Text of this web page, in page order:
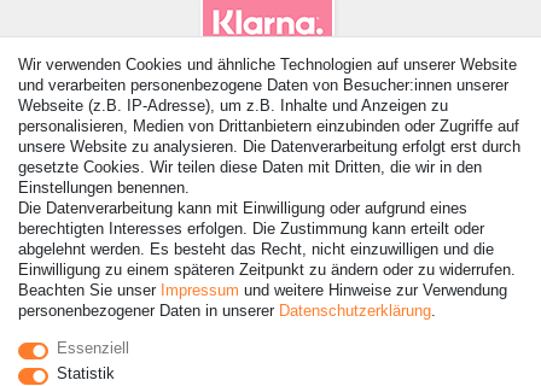
© Copyright 2026 | Alle Rechte vorbehalten. - Alle Rechte
vorbehalten. Preisangaben inkl. gesetzl. 19% MwSt. |
Grundpreise siehe Artikeldetail | *Gilt für Lieferungen nach
Deutschland!
Wir verwenden Cookies und ähnliche Technologien auf unserer Website
und verarbeiten personenbezogene Daten von Besucher:innen unserer
Webseite (z.B. IP-Adresse), um z.B. Inhalte und Anzeigen zu
personalisieren, Medien von Drittanbietern einzubinden oder Zugriffe auf
unsere Website zu analysieren. Die Datenverarbeitung erfolgt erst durch
gesetzte Cookies. Wir teilen diese Daten mit Dritten, die wir in den
Einstellungen benennen.
Die Datenverarbeitung kann mit Einwilligung oder aufgrund eines
berechtigten Interesses erfolgen. Die Zustimmung kann erteilt oder
abgelehnt werden. Es besteht das Recht, nicht einzuwilligen und die
Einwilligung zu einem späteren Zeitpunkt zu ändern oder zu widerrufen.
Beachten Sie unser Impressum und weitere Hinweise zur Verwendung
personenbezogener Daten in unserer Daten­schutz­erklärung.
Essenziell
Statistik